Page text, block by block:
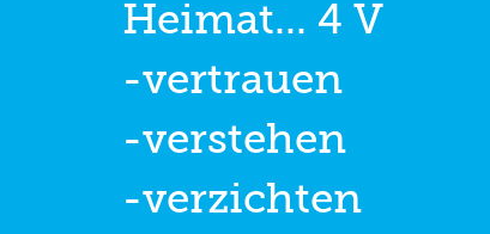
Heimat... 4 V
-vertrauen
-verstehen
-verzichten